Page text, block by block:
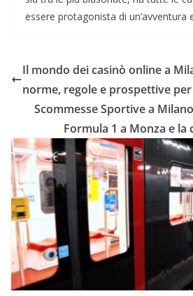
essere protagonista di un’avventura
Il mondo dei casinò online a
norme, regole e prospettive
Scommesse Sportive a
Formula 1 a Monza e